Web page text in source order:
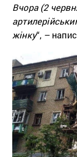
Вчора (2
жінку“, –